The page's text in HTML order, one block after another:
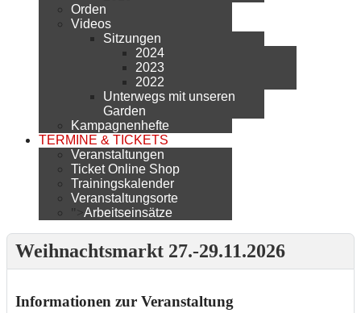
Orden
Videos
Sitzungen
2024
2023
2022
Unterwegs mit unseren
Garden
Kampagnenhefte
TERMINE & TICKETS
Veranstaltungen
Ticket Online Shop
Trainingskalender
Veranstaltungsorte
">Arbeitseinsätze
Weihnachtsmarkt 27.-29.11.2026
Informationen zur Veranstaltung